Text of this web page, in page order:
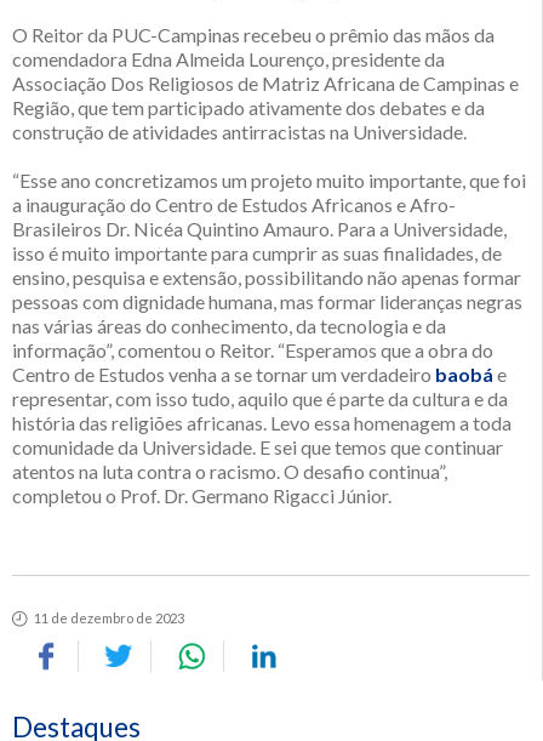
O Reitor da PUC-Campinas recebeu o prêmio das mãos da
comendadora Edna Almeida Lourenço, presidente da
Associação Dos Religiosos de Matriz Africana de Campinas e
Região, que tem participado ativamente dos debates e da
construção de atividades antirracistas na Universidade.
“Esse ano concretizamos um projeto muito importante, que foi
a inauguração do Centro de Estudos Africanos e Afro-
Brasileiros Dr. Nicéa Quintino Amauro. Para a Universidade,
isso é muito importante para cumprir as suas finalidades, de
ensino, pesquisa e extensão, possibilitando não apenas formar
pessoas com dignidade humana, mas formar lideranças negras
nas várias áreas do conhecimento, da tecnologia e da
informação”, comentou o Reitor. “Esperamos que a obra do
Centro de Estudos venha a se tornar um verdadeiro baobá e
representar, com isso tudo, aquilo que é parte da cultura e da
história das religiões africanas. Levo essa homenagem a toda
comunidade da Universidade. E sei que temos que continuar
atentos na luta contra o racismo. O desafio continua”,
completou o Prof. Dr. Germano Rigacci Júnior.
11 de dezembro de 2023
Destaques